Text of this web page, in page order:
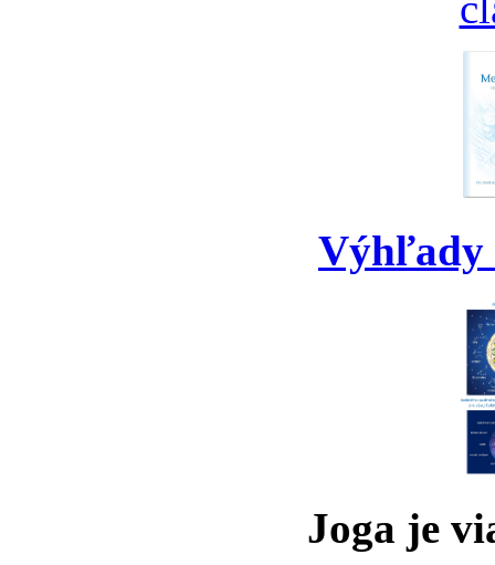
Výhľady
Joga je